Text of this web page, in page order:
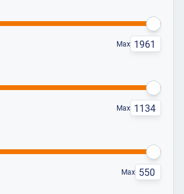
Max
Max
Max